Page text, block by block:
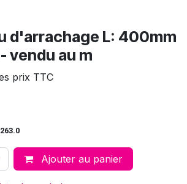
d'arrachage L: 400mm
vendu au m
prix TTC
Ajouter au panier